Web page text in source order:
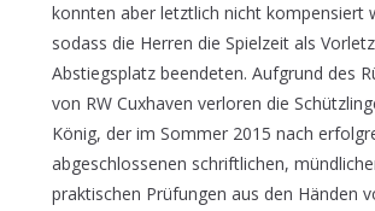
konnten aber letztlich nicht kompensiert
sodass die Herren die Spielzeit als
Abstiegsplatz beendeten. Aufgrund des
von RW Cuxhaven verloren die
König, der im Sommer 2015 nach
abgeschlossenen schriftlichen,
praktischen Prüfungen aus den Händen